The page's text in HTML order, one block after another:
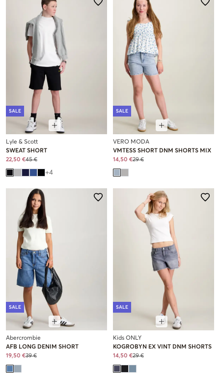
SALE
Lyle & Scott
SWEAT SHORT
22,50 €45 €
+4
SALE
VERO MODA
VMTESS SHORT DNM SHORTS MIX
14,50 €29 €
SALE
Abercrombie
AFB LONG DENIM SHORT
19,50 €39 €
SALE
Kids ONLY
KOGROBYN EX VINT DNM SHORTS
14,50 €29 €